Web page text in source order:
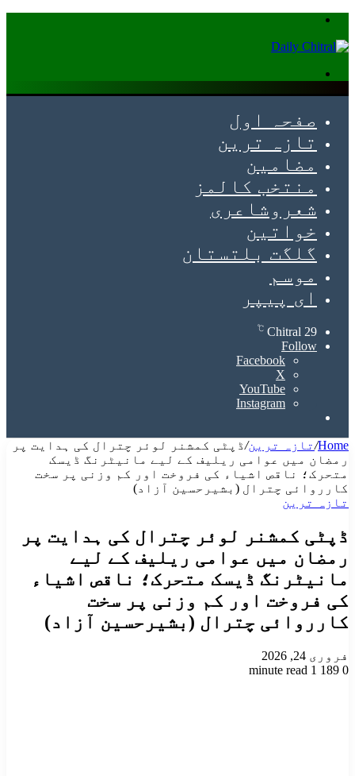
صفحہ اول
تازہ ترین
مضامین
منتخب کالمز
شعروشاعری
خواتین
گلگت بلتستان
موسم
ای پیپر
Chitral 29
℃
Follow
Facebook
X
YouTube
Instagram
Home
/تازہ ترین/​ڈپٹی کمشنر لوئر چترال کی ہدایت پر
رمضان میں عوامی ریلیف کے لیے مانیٹرنگ ڈیسک
متحرک؛ ناقص اشیاء کی فروخت اور کم وزنی پر سخت
کارروائی ​چترال (بشیرحسین آزاد)
تازہ ترین
​ڈپٹی کمشنر لوئر چترال کی ہدایت پر
رمضان میں عوامی ریلیف کے لیے
مانیٹرنگ ڈیسک متحرک؛ ناقص اشیاء
کی فروخت اور کم وزنی پر سخت
کارروائی ​چترال (بشیرحسین آزاد)
فروری 24, 2026
0
1 minute read